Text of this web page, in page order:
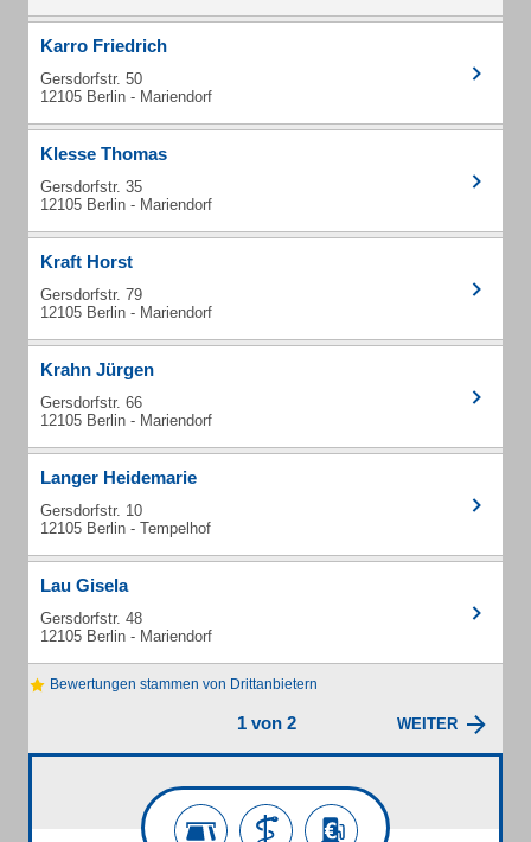
Karro Friedrich
Gersdorfstr. 50
12105 Berlin - Mariendorf
Klesse Thomas
Gersdorfstr. 35
12105 Berlin - Mariendorf
Kraft Horst
Gersdorfstr. 79
12105 Berlin - Mariendorf
Krahn Jürgen
Gersdorfstr. 66
12105 Berlin - Mariendorf
Langer Heidemarie
Gersdorfstr. 10
12105 Berlin - Tempelhof
Lau Gisela
Gersdorfstr. 48
12105 Berlin - Mariendorf
Bewertungen stammen von Drittanbietern
1 von 2 WEITER